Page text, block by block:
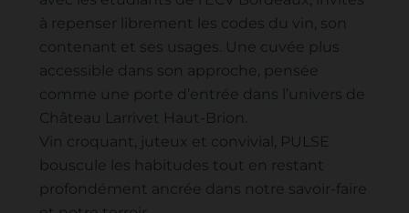
à repenser librement les codes du vin, son
contenant et ses usages. Une cuvée plus
accessible dans son approche, pensée
comme une porte d’entrée dans l’univers de
Château Larrivet Haut-Brion.
Vin croquant, juteux et convivial, PULSE
bouscule les habitudes tout en restant
profondément ancrée dans notre savoir-faire